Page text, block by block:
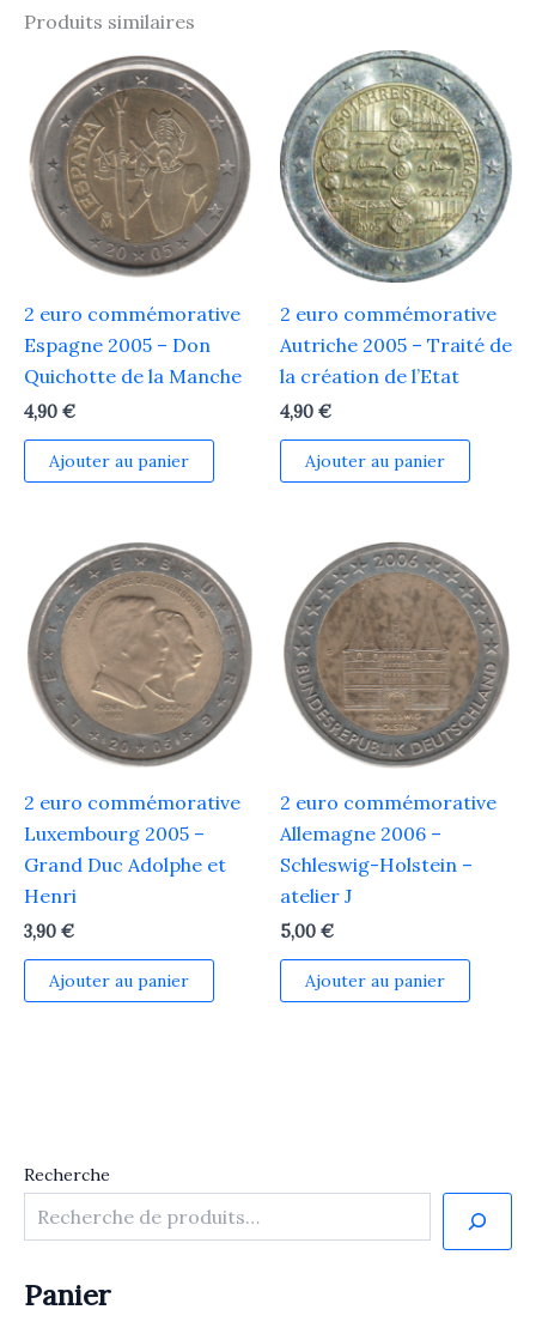
Produits similaires
2 euro commémorative
Espagne 2005 – Don
Quichotte de la Manche
4,90 €
Ajouter au panier
2 euro commémorative
Autriche 2005 – Traité de
la création de l’Etat
4,90 €
Ajouter au panier
2 euro commémorative
Luxembourg 2005 –
Grand Duc Adolphe et
Henri
3,90 €
Ajouter au panier
2 euro commémorative
Allemagne 2006 –
Schleswig-Holstein –
atelier J
5,00 €
Ajouter au panier
Recherche
Panier